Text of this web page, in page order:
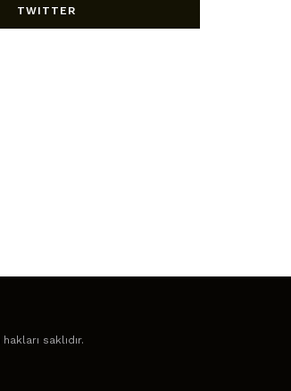
TWITTER
saklıdır.